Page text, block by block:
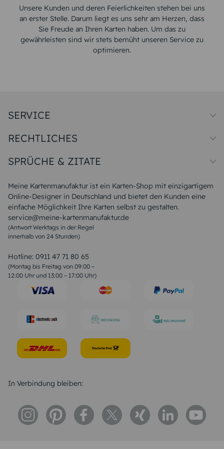
Unsere Kunden und deren Feierlichkeiten stehen bei uns
an erster Stelle. Darum liegt es uns sehr am Herzen, dass
Sie Freude an Ihren Karten haben. Um das zu
gewährleisten sind wir stets bemüht unseren Service zu
optimieren.
Meine Kartenmanufaktur ist ein Karten-Shop mit einzigartigem
Online-Designer in Deutschland und bietet den Kunden eine
einfache Möglichkeit Ihre Karten selbst zu gestalten.
service@meine-kartenmanufaktur.de
(Antwort Werktags in der Regel
innerhalb von 24 Stunden)
Hotline: 0911 47 71 80 65
(Montag bis Freitag von 09:00 –
12:00 Uhr und 13:00 – 17:00 Uhr)
SERVICE
Papiersorten
Unsere Produktion
Magazin
FAQ
RECHTLICHES
Widerrufsbelehrung
SPRÜCHE & ZITATE
Liebeskummer Sprüche
Sommer Sprüche
Muttertagssprüche
Sprüche zur Hochzeit
Sprüche zur Konfirmation & Kommunion
Weihnachtsgedichte
Liebessprüche
Geburtstagssprüche
Trauersprüche
Konfirmation Glückwünsche
In Verbindung bleiben: